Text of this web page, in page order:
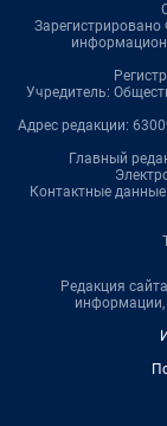
Учредитель:
Адрес редакции:
Главный
Контактные
Редакция
информации,